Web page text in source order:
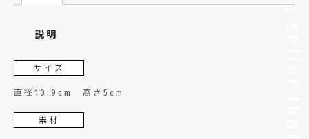
説明
サイズ
直径10.9cm 高さ5cm
素材